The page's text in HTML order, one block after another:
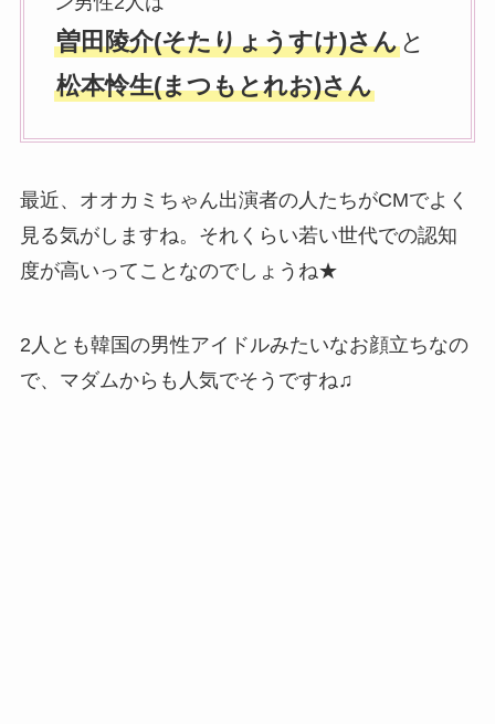
曽田陵介(そたりょうすけ)さんと
松本怜生(まつもとれお)さん
最近、オオカミちゃん出演者の人たちがCMでよく
見る気がしますね。それくらい若い世代での認知
度が高いってことなのでしょうね★
2人とも韓国の男性アイドルみたいなお顔立ちなの
で、マダムからも人気でそうですね♫